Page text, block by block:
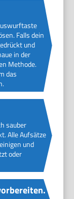
Falls dein
und
in der
Methode.
das
sauber
Alle Aufsätze
und
oder